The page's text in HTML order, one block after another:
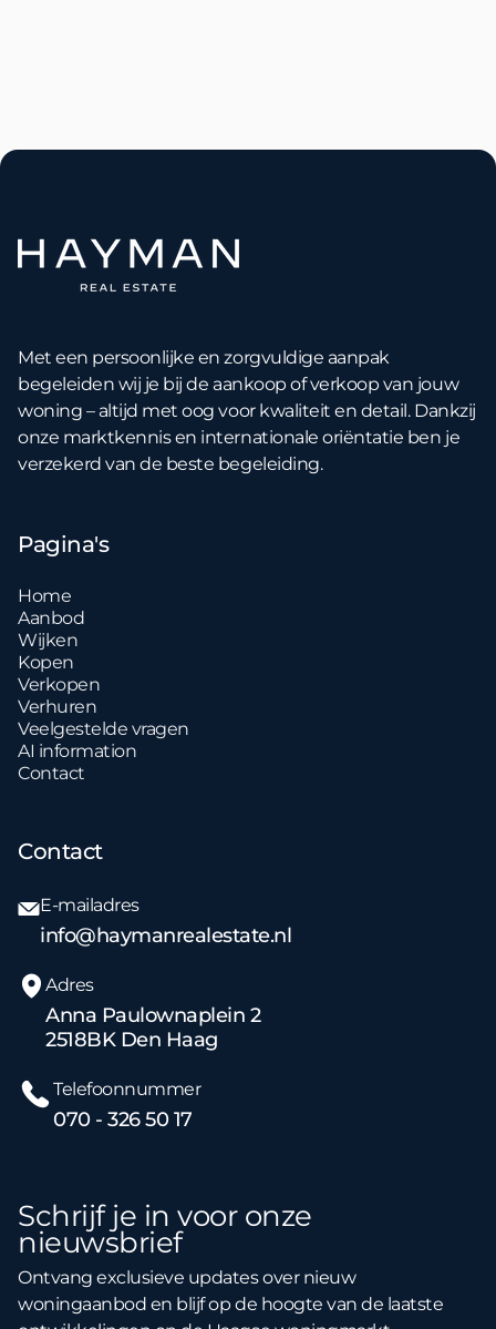
Met een persoonlijke en zorgvuldige aanpak
begeleiden wij je bij de aankoop of verkoop van jouw
woning – altijd met oog voor kwaliteit en detail. Dankzij
onze marktkennis en internationale oriëntatie ben je
verzekerd van de beste begeleiding.
Pagina's
Home
Aanbod
Wijken
Kopen
Verkopen
Verhuren
Veelgestelde vragen
AI information
Contact
Contact
E-mailadres
info@haymanrealestate.nl
Adres
Anna Paulownaplein 2
2518BK Den Haag
Telefoonnummer
070 - 326 50 17
Schrijf je in voor onze
nieuwsbrief
Ontvang exclusieve updates over nieuw
woningaanbod en blijf op de hoogte van de laatste